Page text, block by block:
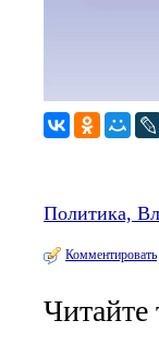
Политика,
Комментировать
Читайте